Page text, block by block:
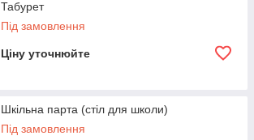
Табурет
Під замовлення
Ціну уточнюйте
Шкільна парта (стіл для школи)
Під замовлення